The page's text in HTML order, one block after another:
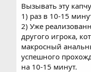
Вызывать эту
1) раз в 10-15
2) Уже
другого игрока,
макросный
успешного
на 10-15 минут.